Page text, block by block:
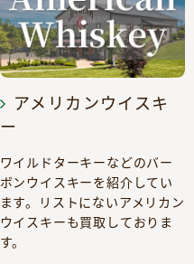
アメリカンウイスキ
ー
ワイルドターキーなどのバー
ボンウイスキーを紹介してい
ます。リストにないアメリカン
ウイスキーも買取しておりま
す。